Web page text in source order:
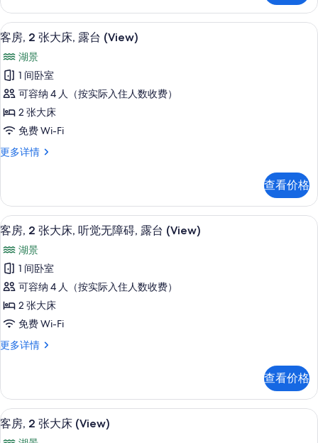
觉
无
障
碍,
露
台
(Hearing
Accessible,
Terrace)
有
照
片
大
床,
听
无
障
碍,
露
台
(Hearing
Accessible,
Terrace)
息
显
客
房,
2
张
大
床,
台
(View)
的
所
有
照
片
高档床上用品、客房内保险箱、办公
5
客房, 2 张大床, 露台 (View)
湖景
1 间卧室
可容纳 4 人（按实际入住人数收费）
2 张大床
免费 Wi-Fi
更多详情
客
大
床,
露
(View)
更
多
信
息
查看价格
显
客
房,
2
张
大
床,
觉
无
障
高档床上用品、客房内保险箱、办公
5
客房, 2 张大床, 听觉无障碍, 露台 (View)
湖景
1 间卧室
可容纳 4 人（按实际入住人数收费）
2 张大床
免费 Wi-Fi
更多详情
客
大
床,
听
查看价格
显
高档床上用品、客房内保险箱、办公
5
客房, 2 张大床 (View)